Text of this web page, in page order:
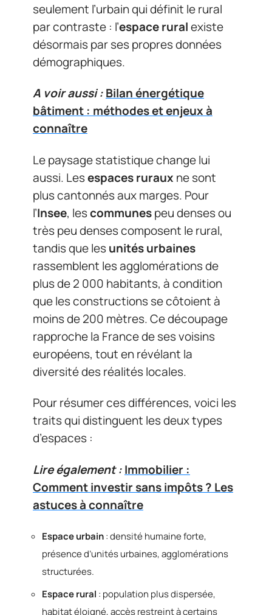
seulement l’urbain qui définit le rural
par contraste : l’espace ruralexiste
désormais par ses propres données
démographiques.
A voir aussi :Bilan énergétique
bâtiment : méthodes et enjeux à
connaître
Le paysage statistique change lui
aussi. Lesespaces ruraux ne sont
plus cantonnés aux marges. Pour
l’Insee, lescommunespeu denses ou
très peu denses composent le rural,
tandis que lesunités urbaines
rassemblent les agglomérations de
plus de 2 000 habitants, à condition
que les constructions se côtoient à
moins de 200 mètres. Ce découpage
rapproche la France de ses voisins
européens, tout en révélant la
diversité des réalités locales.
Pour résumer ces différences, voici les
traits qui distinguent les deux types
d’espaces :
Lire également :Immobilier :
Comment investir sans impôts ? Les
astuces à connaître
Espace urbain: densité humaine forte,
présence d’unités urbaines, agglomérations
structurées.
Espace rural : population plus dispersée,
habitat éloigné, accès restreint à certains